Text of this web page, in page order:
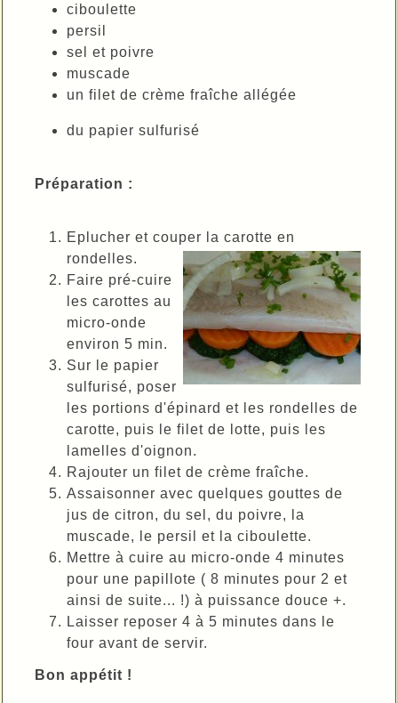
ciboulette
persil
sel et poivre
muscade
un filet de crème fraîche allégée
du papier sulfurisé
Préparation :
Eplucher et couper la carotte en
rondelles.
Faire pré-cuire
les carottes au
micro-onde
environ 5 min.
Sur le papier
sulfurisé, poser
les portions d'épinard et les rondelles de
carotte, puis le filet de lotte, puis les
lamelles d'oignon.
Rajouter un filet de crème fraîche.
Assaisonner avec quelques gouttes de
jus de citron, du sel, du poivre, la
muscade, le persil et la ciboulette.
Mettre à cuire au micro-onde 4 minutes
pour une papillote ( 8 minutes pour 2 et
ainsi de suite... !) à puissance douce +.
Laisser reposer 4 à 5 minutes dans le
four avant de servir.
Bon appétit !